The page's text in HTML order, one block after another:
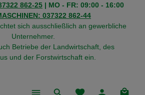
862-25 | MO - FR: 09:00 - 16:00
037322 862-44
sich ausschließlich an gewerbliche
Unternehmer.
Betriebe der Landwirtschaft, des
und der Forstwirtschaft ein.
Du hast 0